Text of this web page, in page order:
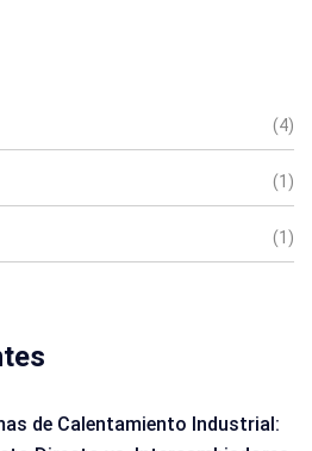
(4)
(1)
(1)
de Calentamiento Industrial: